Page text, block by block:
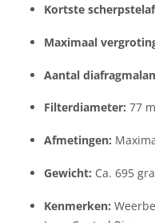
Kortste
Maximaal
Aantal
Filterdiameter: 77
Afmetingen:
Gewicht: Ca. 695
Kenmerken: